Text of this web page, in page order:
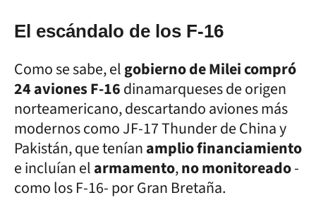
El escándalo de los F-16
Como se sabe, elgobierno de Milei compró
24 aviones F-16dinamarqueses de origen
norteamericano, descartando aviones más
modernos como JF-17 Thunder de China y
Pakistán, que teníanamplio financiamiento
e incluían elarmamento,no monitoreado-
como los F-16- por Gran Bretaña.